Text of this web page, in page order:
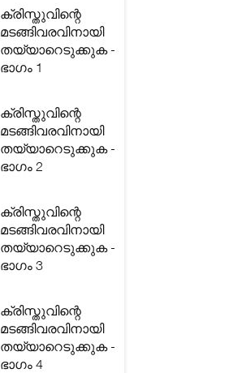
ക്രിസ്തുവിന്റെ
മടങ്ങിവരവിനായി
തയ്യാറെടുക്കുക -
ഭാഗം 1
ക്രിസ്തുവിന്റെ
മടങ്ങിവരവിനായി
തയ്യാറെടുക്കുക -
ഭാഗം 2
ക്രിസ്തുവിന്റെ
മടങ്ങിവരവിനായി
തയ്യാറെടുക്കുക -
ഭാഗം 3
ക്രിസ്തുവിന്റെ
മടങ്ങിവരവിനായി
തയ്യാറെടുക്കുക -
ഭാഗം 4